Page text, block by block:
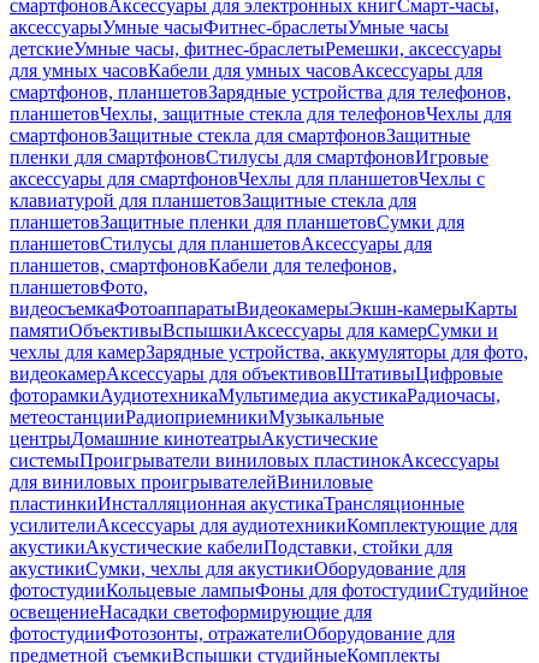
смартфоновАксессуары для электронных книгСмарт-часы,
аксессуарыУмные часыФитнес-браслетыУмные часы
детскиеУмные часы, фитнес-браслетыРемешки, аксессуары
для умных часовКабели для умных часовАксессуары для
смартфонов, планшетовЗарядные устройства для телефонов,
планшетовЧехлы, защитные стекла для телефоновЧехлы для
смартфоновЗащитные стекла для смартфоновЗащитные
пленки для смартфоновСтилусы для смартфоновИгровые
аксессуары для смартфоновЧехлы для планшетовЧехлы с
клавиатурой для планшетовЗащитные стекла для
планшетовЗащитные пленки для планшетовСумки для
планшетовСтилусы для планшетовАксессуары для
планшетов, смартфоновКабели для телефонов,
планшетовФото,
видеосъемкаФотоаппаратыВидеокамерыЭкшн-камерыКарты
памятиОбъективыВспышкиАксессуары для камерСумки и
чехлы для камерЗарядные устройства, аккумуляторы для фото,
видеокамерАксессуары для объективовШтативыЦифровые
фоторамкиАудиотехникаМультимедиа акустикаРадиочасы,
метеостанцииРадиоприемникиМузыкальные
центрыДомашние кинотеатрыАкустические
системыПроигрыватели виниловых пластинокАксессуары
для виниловых проигрывателейВиниловые
пластинкиИнсталляционная акустикаТрансляционные
усилителиАксессуары для аудиотехникиКомплектующие для
акустикиАкустические кабелиПодставки, стойки для
акустикиСумки, чехлы для акустикиОборудование для
фотостудииКольцевые лампыФоны для фотостудииСтудийное
освещениеНасадки светоформирующие для
фотостудииФотозонты, отражателиОборудование для
предметной съемкиВспышки студийныеКомплекты